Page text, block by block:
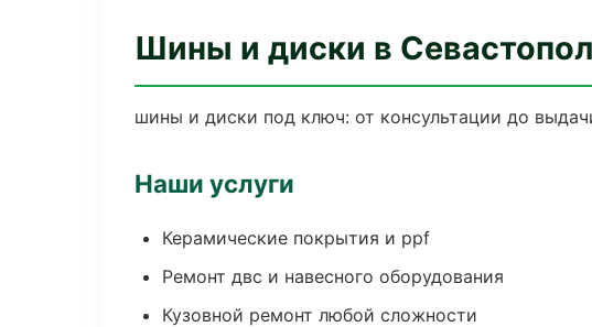
Шины и диски в
шины и диски под ключ: от консультации до
Наши услуги
Керамические покрытия и ppf
Ремонт двс и навесного оборудования
Кузовной ремонт любой сложности